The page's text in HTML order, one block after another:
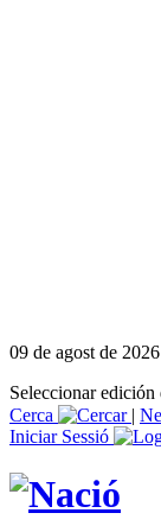
09 de agost de 2026
Seleccionar
Cerca
|
Iniciar Sessió